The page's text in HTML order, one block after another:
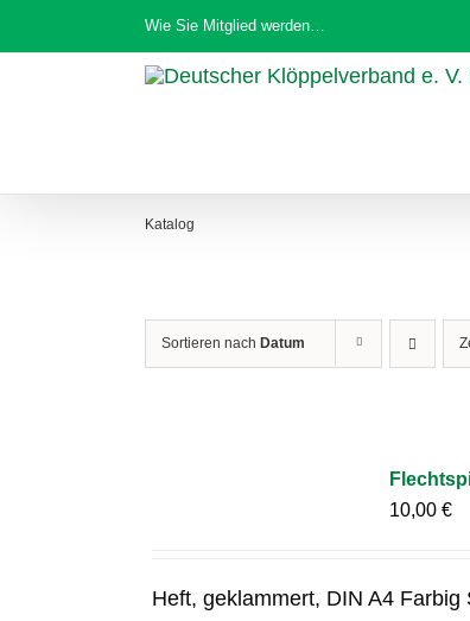
Inhalt
Wie Sie Mitglied werden…
Katalog
Sortieren nach Datum
10,00€
Heft, geklammert, DIN A4